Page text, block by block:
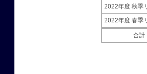
2022年度 秋季
2022年度 春季
合計